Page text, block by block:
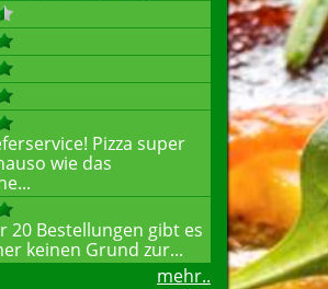
Pizza super
wie das
20 Bestellungen gibt es
keinen Grund zur...
mehr..